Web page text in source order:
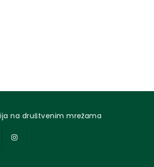
na društvenim mrežama